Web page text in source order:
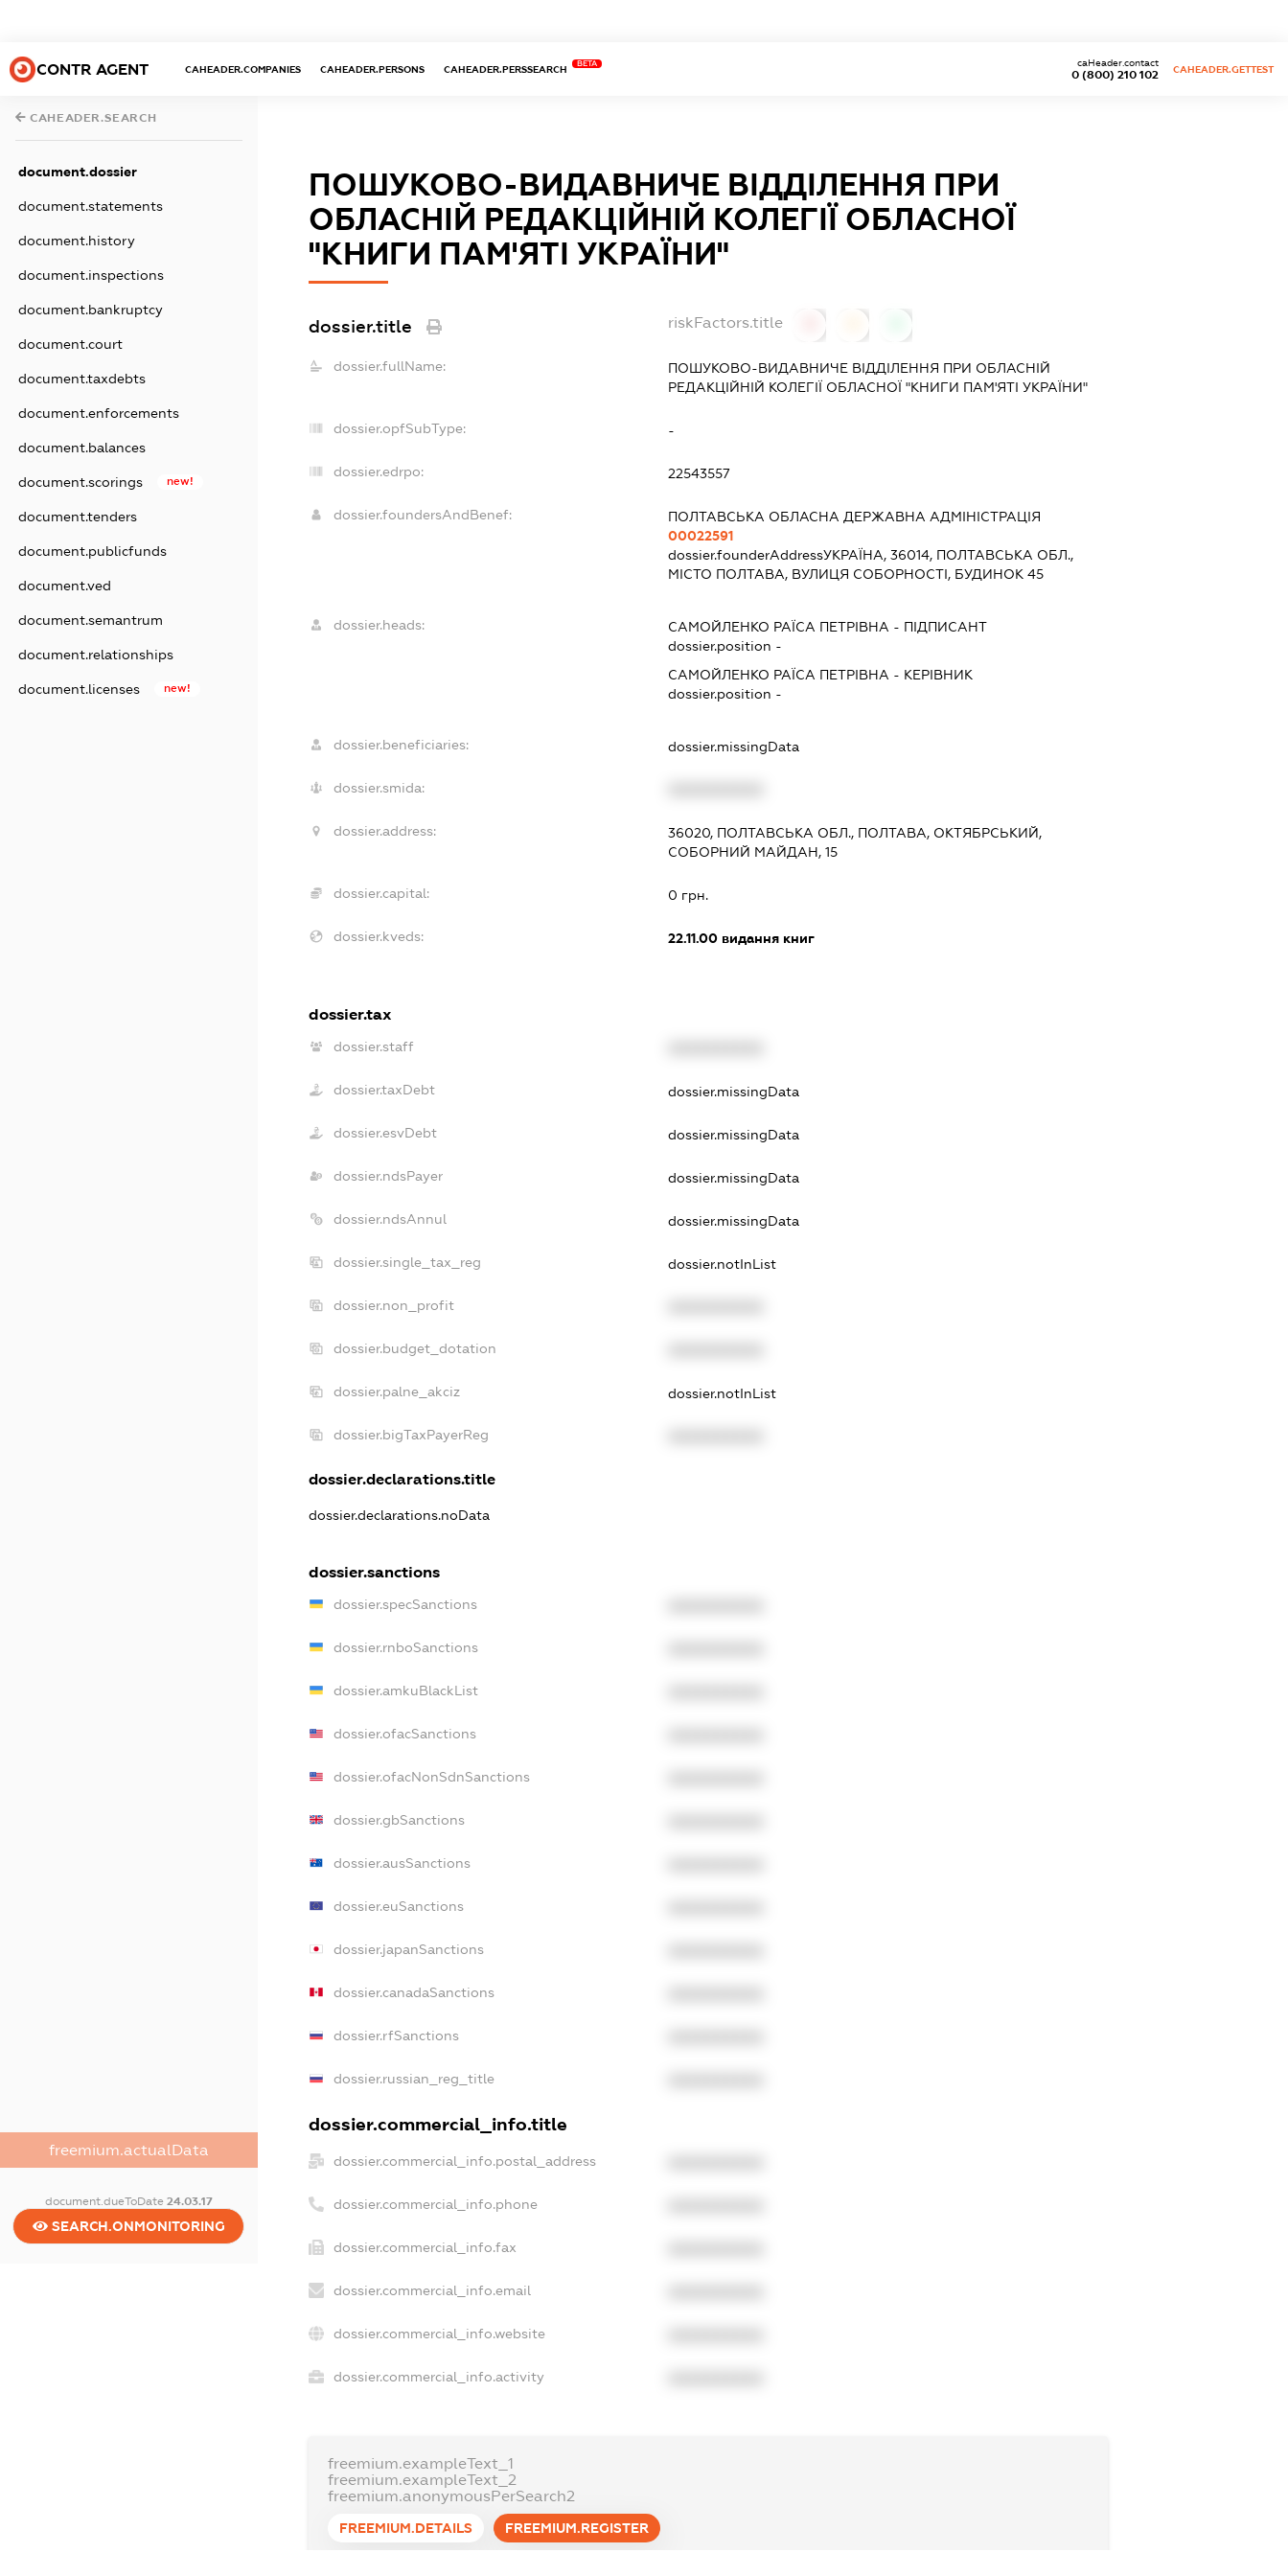
CONTR AGENT CAHEADER.COMPANIES CAHEADER.PERSONS CAHEADER.PERSSEARCH
BETA
0 (800) 210 102
caHeader.contact
CAHEADER.GETTEST
CAHEADER.SEARCH
document.dossier
document.statements
document.history
document.inspections
document.bankruptcy
document.court
document.taxdebts
document.enforcements
document.balances
document.scorings new!
document.tenders
document.publicfunds
document.ved
document.semantrum
document.relationships
document.licenses new!
freemium.actualData
document.dueToDate 24.03.17
SEARCH.ONMONITORING
ПОШУКОВО-ВИДАВНИЧЕ ВІДДІЛЕННЯ ПРИ
ОБЛАСНІЙ РЕДАКЦІЙНІЙ КОЛЕГІЇ ОБЛАСНОЇ
"КНИГИ ПАМ'ЯТІ УКРАЇНИ"
dossier.title riskFactors.title
dossier.fullName:
ПОШУКОВО-ВИДАВНИЧЕ ВІДДІЛЕННЯ ПРИ ОБЛАСНІЙ
РЕДАКЦІЙНІЙ КОЛЕГІЇ ОБЛАСНОЇ "КНИГИ ПАМ'ЯТІ УКРАЇНИ"
dossier.opfSubType: -
dossier.edrpo: 22543557
dossier.foundersAndBenef:
ПОЛТАВСЬКА ОБЛАСНА ДЕРЖАВНА АДМІНІСТРАЦІЯ
00022591
dossier.founderAddressУКРАЇНА, 36014, ПОЛТАВСЬКА ОБЛ.,
МІСТО ПОЛТАВА, ВУЛИЦЯ СОБОРНОСТІ, БУДИНОК 45
dossier.heads: САМОЙЛЕНКО РАЇСА ПЕТРІВНА - ПІДПИСАНТ
dossier.position -
САМОЙЛЕНКО РАЇСА ПЕТРІВНА - КЕРІВНИК
dossier.position -
dossier.beneficiaries: dossier.missingData
dossier.smida:
dossier.address:
36020, ПОЛТАВСЬКА ОБЛ., ПОЛТАВА, ОКТЯБРСЬКИЙ,
СОБОРНИЙ МАЙДАН, 15
dossier.capital: 0 грн.
dossier.kveds: 22.11.00 видання книг
dossier.tax
dossier.staff
dossier.taxDebt dossier.missingData
dossier.esvDebt dossier.missingData
dossier.ndsPayer dossier.missingData
dossier.ndsAnnul dossier.missingData
dossier.single_tax_reg dossier.notInList
dossier.non_profit
dossier.budget_dotation
dossier.palne_akciz dossier.notInList
dossier.bigTaxPayerReg
dossier.declarations.title
dossier.declarations.noData
dossier.sanctions
dossier.specSanctions
dossier.rnboSanctions
dossier.amkuBlackList
dossier.ofacSanctions
dossier.ofacNonSdnSanctions
dossier.gbSanctions
dossier.ausSanctions
dossier.euSanctions
dossier.japanSanctions
dossier.canadaSanctions
dossier.rfSanctions
dossier.russian_reg_title
dossier.commercial_info.title
dossier.commercial_info.postal_address
dossier.commercial_info.phone
dossier.commercial_info.fax
dossier.commercial_info.email
dossier.commercial_info.website
dossier.commercial_info.activity
freemium.exampleText_1
freemium.exampleText_2
freemium.anonymousPerSearch2
FREEMIUM.DETAILS FREEMIUM.REGISTER